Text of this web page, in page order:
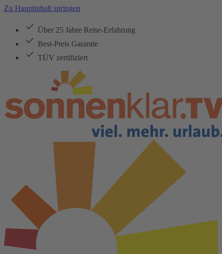
Zu Hauptinhalt springen
Über 25 Jahre Reise-Erfahrung
Best-Preis Garantie
TÜV zertifiziert